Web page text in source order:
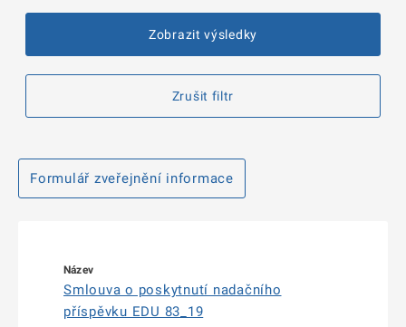
Zobrazit výsledky
Zrušit filtr
Formulář zveřejnění informace
Smlouva o poskytnutí nadačního
příspěvku EDU 83_19